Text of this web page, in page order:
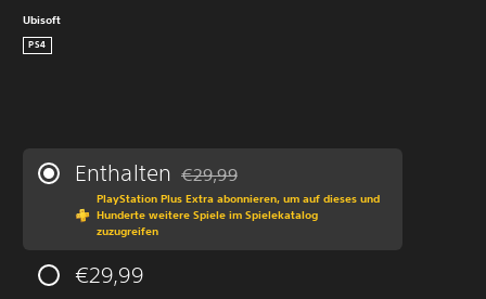
Ubisoft
PS4
Enthalten Preisnachlass gegenüber dem
€29,99
PlayStation Plus Extra abonnieren, um auf dieses und
Hunderte weitere Spiele im Spielekatalog
zuzugreifen
€29,99